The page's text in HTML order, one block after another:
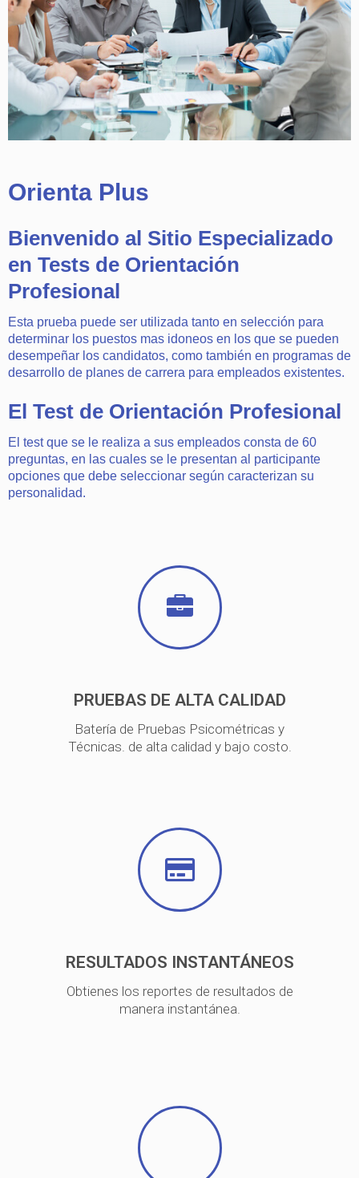
Orienta Plus
Bienvenido al Sitio Especializado
en Tests de Orientación
Profesional
Esta prueba puede ser utilizada tanto en selección para
determinar los puestos mas idoneos en los que se pueden
desempeñar los candidatos, como también en programas de
desarrollo de planes de carrera para empleados existentes.
El Test de Orientación Profesional
El test que se le realiza a sus empleados consta de 60
preguntas, en las cuales se le presentan al participante
opciones que debe seleccionar según caracterizan su
personalidad.
PRUEBAS DE ALTA CALIDAD
Batería de Pruebas Psicométricas y
Técnicas. de alta calidad y bajo costo.
RESULTADOS INSTANTÁNEOS
Obtienes los reportes de resultados de
manera instantánea.